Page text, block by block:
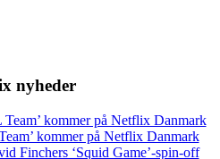
nyheder
kommer på Netflix Danmark